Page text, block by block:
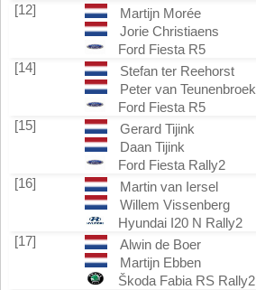
[12]
Martijn Morée
Jorie Christiaens
Ford Fiesta R5
[14]
Stefan ter Reehorst
Peter van Teunenbroek
Ford Fiesta R5
[15]
Gerard Tijink
Daan Tijink
Ford Fiesta Rally2
[16]
Martin van Iersel
Willem Vissenberg
Hyundai I20 N Rally2
[17]
Alwin de Boer
Martijn Ebben
Škoda Fabia RS Rally2